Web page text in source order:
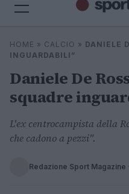
Cerca
HOME » CALCIO » DANIELE
INGUARDABILI”
Daniele De
squadre
L'ex centrocampista della
che cadono a pezzi".
Redazione Sport Magazine ·